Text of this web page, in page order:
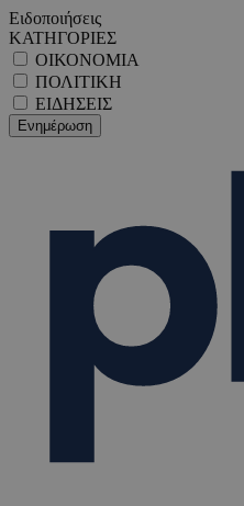
Ειδοποιήσεις
ΚΑΤΗΓΟΡΙΕΣ
ΟΙΚΟΝΟΜΙΑ
ΠΟΛΙΤΙΚΗ
ΕΙΔΗΣΕΙΣ